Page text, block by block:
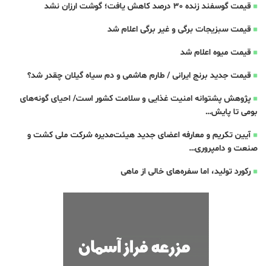
قیمت گوسفند زنده 30 درصد کاهش یافت؛ گوشت ارزان نشد
قیمت سبزیجات برگی و غیر برگی اعلام شد
قیمت میوه اعلام شد
قیمت جدید برنج ایرانی / طارم هاشمی و دم سیاه گیلان چقدر شد؟
پژوهش پشتوانه امنیت غذایی و سلامت کشور است/ احیای گونه‌های
بومی تا پایش…
آیین تکریم و معارفه اعضای جدید هیئت‌مدیره شرکت ملی کشت و
صنعت و دامپروری…
رکورد تولید، اما سفره‌های خالی از ماهی